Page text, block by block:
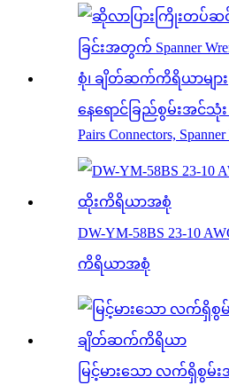
နေရောင်ခြည်စွမ်းအင်သုံး
Pairs Connectors, Spanner
DW-YM-58BS 23-10
ကိရိယာအစုံ
မြင့်မားသော လက်ရှိစွမ်